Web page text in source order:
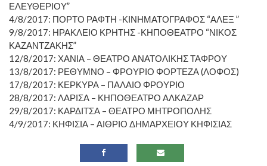
ΕΛΕΥΘΕΡΙΟΥ”
4/8/2017: ΠΟΡΤΟ ΡΑΦΤΗ -ΚΙΝΗΜΑΤΟΓΡΑΦΟΣ “ΑΛΕΞ ”
9/8/2017: ΗΡΑΚΛΕΙΟ ΚΡΗΤΗΣ -ΚΗΠΟΘΕΑΤΡΟ “ΝΙΚΟΣ
ΚΑΖΑΝΤΖΑΚΗΣ”
12/8/2017: ΧΑΝΙΑ – ΘΕΑΤΡΟ ΑΝΑΤΟΛΙΚΗΣ ΤΑΦΡΟΥ
13/8/2017: ΡΕΘΥΜΝΟ – ΦΡΟΥΡΙΟ ΦΟΡΤΕΖΑ (ΛΟΦΟΣ)
17/8/2017: ΚΕΡΚΥΡΑ – ΠΑΛΑΙΟ ΦΡΟΥΡΙΟ
28/8/2017: ΛΑΡΙΣΑ – ΚΗΠΟΘΕΑΤΡΟ ΑΛΚΑΖΑΡ
29/8/2017: ΚΑΡΔΙΤΣΑ – ΘΕΑΤΡΟ ΜΗΤΡΟΠΟΛΗΣ
4/9/2017: ΚΗΦΙΣΙΑ – ΑΙΘΡΙΟ ΔΗΜΑΡΧΕΙΟΥ ΚΗΦΙΣΙΑΣ